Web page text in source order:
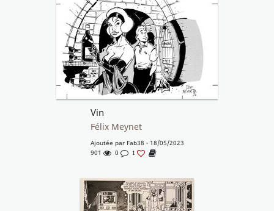
Vin
Félix Meynet
Ajoutée par Fab38 - 18/05/2023
901
0 1